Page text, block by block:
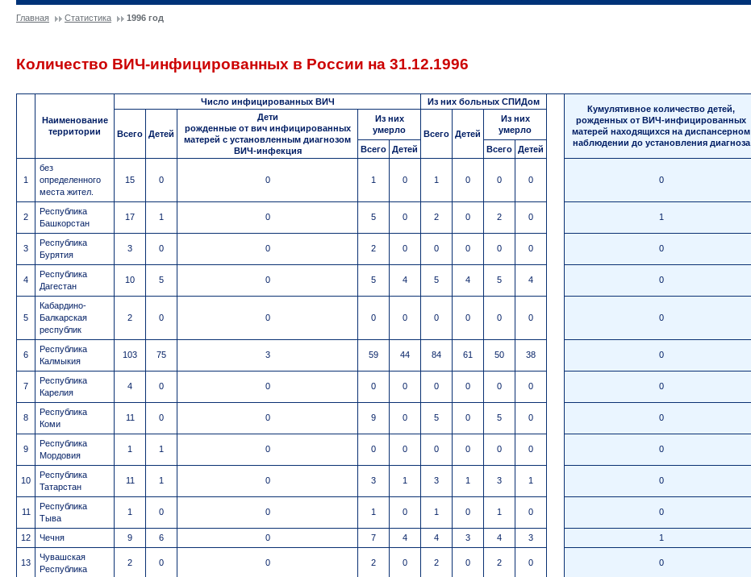
Главная Статистика 1996 год
Количество ВИЧ-инфицированных в России на 31.12.1996
Наименование
территории
Число инфицированных ВИЧ Из них больных СПИДом
Кумулятивное количество детей,
рожденных от ВИЧ-инфицированных
матерей находящихся на диспансерном
наблюдении до установления диагноза
Всего Детей
Дети
рожденные от вич инфицированных
матерей с установленным диагнозом
ВИЧ-инфекция
Из них
умерло
Всего Детей
Из них
умерло
Всего Детей Всего Детей
1
без
определенного
места жител.
15 0 0 1 0 1 0 0 0 0
2
Республика
Башкорстан
17 1 0 5 0 2 0 2 0 1
3
Республика
Бурятия
3 0 0 2 0 0 0 0 0 0
4
Республика
Дагестан
10 5 0 5 4 5 4 5 4 0
5
Кабардино-
Балкарская
республик
2 0 0 0 0 0 0 0 0 0
6
Республика
Калмыкия
103 75 3 59 44 84 61 50 38 0
7
Республика
Карелия
4 0 0 0 0 0 0 0 0 0
8
Республика
Коми
11 0 0 9 0 5 0 5 0 0
9
Республика
Мордовия
1 1 0 0 0 0 0 0 0 0
10
Республика
Татарстан
11 1 0 3 1 3 1 3 1 0
11
Республика
Тыва
1 0 0 1 0 1 0 1 0 0
12 Чечня 9 6 0 7 4 4 3 4 3 1
13
Чувашская
Республика
2 0 0 2 0 2 0 2 0 0